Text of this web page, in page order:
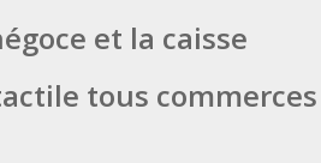
et la caisse
tous commerces